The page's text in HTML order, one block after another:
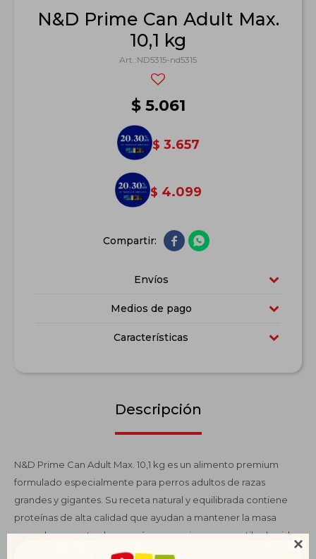

N&D Prime Can Adult Max.
10,1 kg
ND5315-nd5315
$ 5.061
$ 3.657
$ 4.099
 
Envíos
Medios de pago
Características
Descripción
N&D Prime Can Adult Max. 10,1 kg es un alimento premium
formulado especialmente para perros adultos de razas
grandes y gigantes. Su receta natural y equilibrada contiene
proteínas de alta calidad que ayudan a mantener la masa
muscular y aportan la energía necesaria para un estilo de vida
activo. Enriquecido con glucosamina y condroitina, apoya la